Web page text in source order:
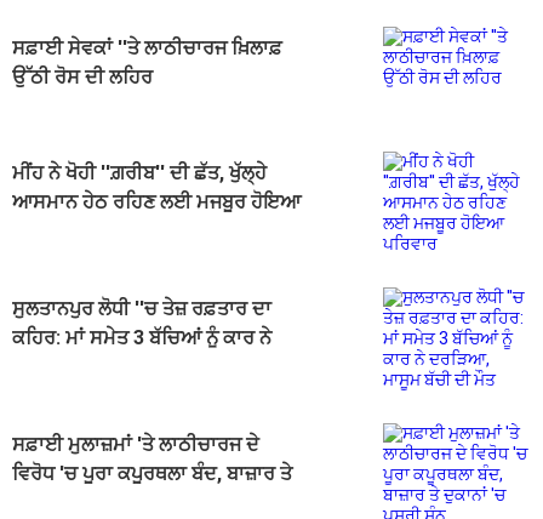
ਸਫ਼ਾਈ ਸੇਵਕਾਂ ''ਤੇ ਲਾਠੀਚਾਰਜ ਖ਼ਿਲਾਫ਼
ਉੱਠੀ ਰੋਸ ਦੀ ਲਹਿਰ
ਮੀਂਹ ਨੇ ਖੋਹੀ ''ਗ਼ਰੀਬ'' ਦੀ ਛੱਤ, ਖੁੱਲ੍ਹੇ
ਆਸਮਾਨ ਹੇਠ ਰਹਿਣ ਲਈ ਮਜਬੂਰ ਹੋਇਆ
ਸੁਲਤਾਨਪੁਰ ਲੋਧੀ ''ਚ ਤੇਜ਼ ਰਫ਼ਤਾਰ ਦਾ
ਕਹਿਰ: ਮਾਂ ਸਮੇਤ 3 ਬੱਚਿਆਂ ਨੂੰ ਕਾਰ ਨੇ
ਸਫ਼ਾਈ ਮੁਲਾਜ਼ਮਾਂ 'ਤੇ ਲਾਠੀਚਾਰਜ ਦੇ
ਵਿਰੋਧ 'ਚ ਪੂਰਾ ਕਪੂਰਥਲਾ ਬੰਦ, ਬਾਜ਼ਾਰ ਤੇ